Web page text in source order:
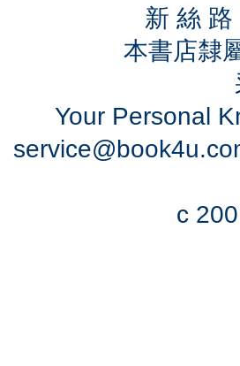
新 絲
本書店隸
Your Personal
c